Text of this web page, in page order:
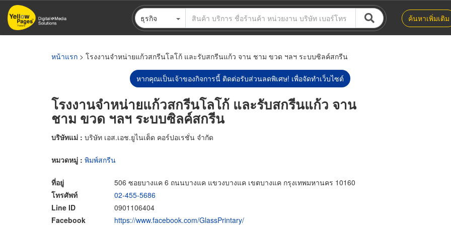
ข้าม
ไป
ธุรกิจ ค้นหาเพิ่มเติม
หน้าแรก > โรงงานจำหน่ายแก้วสกรีนโลโก้ และรับสกรีนแก้ว จาน ชาม ขวด ฯลฯ ระบบซิลค์สกรีน
หากคุณเป็นเจ้าของกิจการนี้ ติดต่อรับส่วนลดพิเศษ! เพื่อจัดทำเว็บไซต์
โรงงานจำหน่ายแก้วสกรีนโลโก้ และรับสกรีนแก้ว จาน
ชาม ขวด ฯลฯ ระบบซิลค์สกรีน
บริษัทแม่ : บริษัท เอส.เอช.ยูไนเต็ด คอร์ปอเรชั่น จำกัด
หมวดหมู่ : พิมพ์สกรีน
ที่อยู่
506 ซอยบางแค 6 ถนนบางแค แขวงบางแค เขตบางแค กรุงเทพมหานคร 10160
โทรศัพท์
02-455-5686
Line ID
0901106404
Facebook
https://www.facebook.com/GlassPrintary/